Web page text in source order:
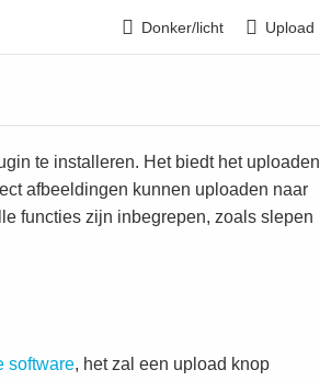
Donker/licht Upload
te installeren. Het biedt het uploaden
afbeeldingen kunnen uploaden naar
functies zijn inbegrepen, zoals slepen
software, het zal een upload knop